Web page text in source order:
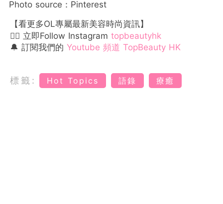
Photo source：Pinterest
【看更多OL專屬最新美容時尚資訊】
👉🏻 立即Follow Instagram topbeautyhk
🔔 訂閱我們的 Youtube 頻道 TopBeauty HK
標籤: Hot Topics 語錄 療癒